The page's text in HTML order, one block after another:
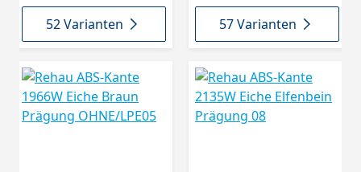
52 Varianten 57 Varianten